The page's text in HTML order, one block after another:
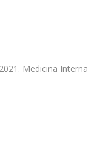
Medicina Interna